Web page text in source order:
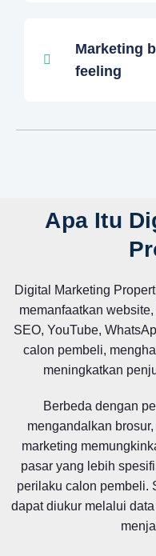
Marketing
feeling
Apa Itu
Digital Marketing
memanfaatkan
SEO, YouTube,
calon pembeli,
meningkatkan
Berbeda dengan
mengandalkan
marketing
pasar yang lebih
perilaku calon pembeli.
dapat diukur melalui